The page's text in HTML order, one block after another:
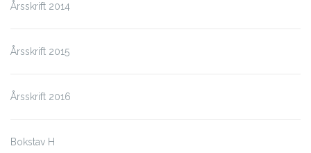
Årsskrift 2014
Årsskrift 2015
Årsskrift 2016
Bokstav H